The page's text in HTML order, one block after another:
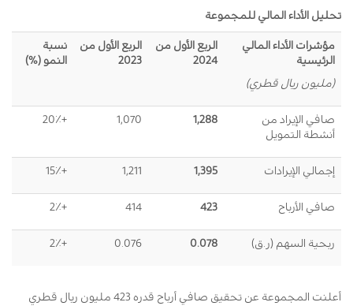
تحليل الأداء المالي للمجموعة
مؤشرات الأداء المالي
الرئيسية
(مليون ريال قطري)
الربع الأول من
2024
الربع الأول من
2023
نسبة
النمو (%)
صافي الإيراد من
أنشطة التمويل
1,288
1,070 +20٪
إجمالي الإيرادات 1,395
1,211 +15٪
صافي الأرباح 423
414 +2٪
ربحية السهم (ر.ق) 0.078
0.076 +2٪
أعلنت المجموعة عن تحقيق صافي أرباح قدره 423 مليون ريال قطري